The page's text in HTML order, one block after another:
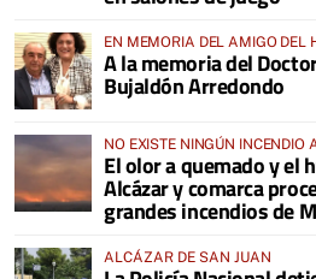
EN MEMORIA DEL AMIGO DEL
ANIMALES
A la memoria del
Bujaldón Arredondo
NO EXISTE NINGÚN INCENDIO
COMARCA
El olor a quemado y el
Alcázar y comarca
grandes incendios de
ALCÁZAR DE SAN JUAN